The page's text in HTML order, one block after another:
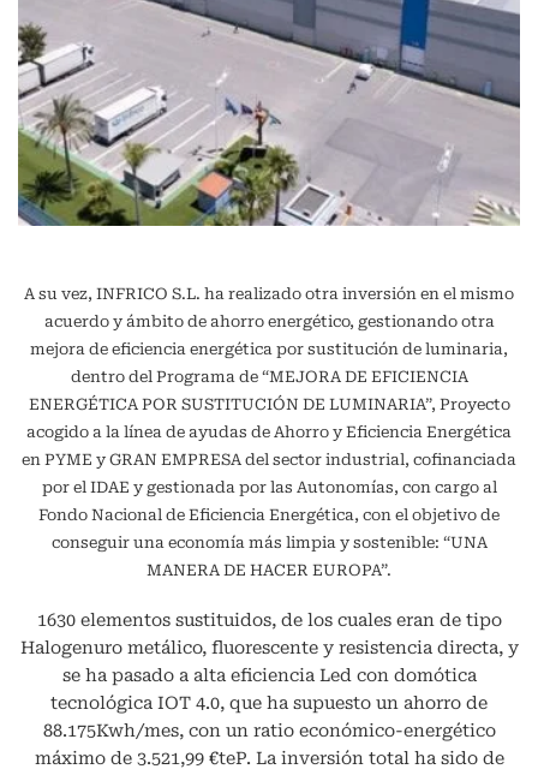
A su vez, INFRICO S.L. ha realizado otra inversión en el mismo
acuerdo y ámbito de ahorro energético, gestionando otra
mejora de eficiencia energética por sustitución de luminaria,
dentro del Programa de “MEJORA DE EFICIENCIA
ENERGÉTICA POR SUSTITUCIÓN DE LUMINARIA”, Proyecto
acogido a la línea de ayudas de Ahorro y Eficiencia Energética
en PYME y GRAN EMPRESA del sector industrial, cofinanciada
por el IDAE y gestionada por las Autonomías, con cargo al
Fondo Nacional de Eficiencia Energética, con el objetivo de
conseguir una economía más limpia y sostenible: “UNA
MANERA DE HACER EUROPA”.
1630 elementos sustituidos, de los cuales eran de tipo
Halogenuro metálico, fluorescente y resistencia directa, y
se ha pasado a alta eficiencia Led con domótica
tecnológica IOT 4.0, que ha supuesto un ahorro de
88.175Kwh/mes, con un ratio económico-energético
máximo de 3.521,99 €teP. La inversión total ha sido de